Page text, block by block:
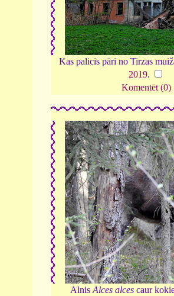
Kas palicis pāri no Tirzas
2019.
Komentēt (0)
Alnis Alces alces caur